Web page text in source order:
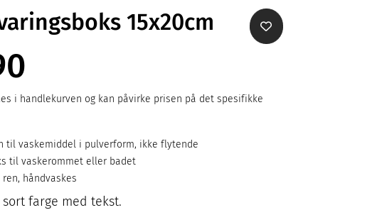
15x20cm
i handlekurven og kan påvirke prisen på det spesifikke
til vaskemiddel i pulverform, ikke flytende
til vaskerommet eller badet
håndvaskes
sort farge med tekst.